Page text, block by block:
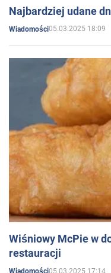
Najbardziej udane
Wiadomości05.03.2025 18:09
Wiśniowy McPie w
restauracji
Wiadomości05.03.2025 17:14